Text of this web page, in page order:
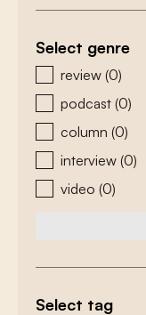
Select genre
zoeken - genre
review (0)
podcast (0)
column (0)
interview (0)
video (0)
Select tag